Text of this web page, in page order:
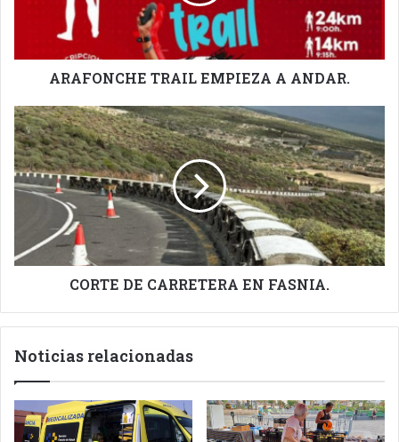
ARAFONCHE TRAIL EMPIEZA A ANDAR.
CORTE
DE
CARRETERA
EN
FASNIA.
CORTE DE CARRETERA EN FASNIA.
Noticias relacionadas